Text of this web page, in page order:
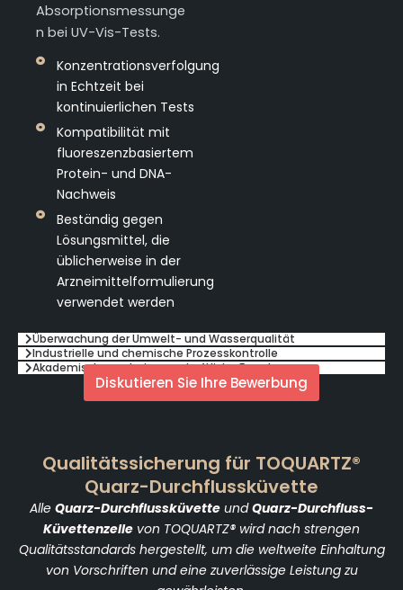
Überwachung der Umwelt- und Wasserqualität
Industrielle und chemische Prozesskontrolle
Akademische und wissenschaftliche Forschung
Absorptionsmessunge
n bei UV-Vis-Tests.
Konzentrationsverfolgung
in Echtzeit bei
kontinuierlichen Tests
Kompatibilität mit
fluoreszenzbasiertem
Protein- und DNA-
Nachweis
Beständig gegen
Lösungsmittel, die
üblicherweise in der
Arzneimittelformulierung
verwendet werden
Diskutieren Sie Ihre Bewerbung
Qualitätssicherung für TOQUARTZ®
Quarz-Durchflussküvette
Alle Quarz-Durchflussküvette undQuarz-Durchfluss-
Küvettenzelle von TOQUARTZ® wird nach strengen
Qualitätsstandards hergestellt, um die weltweite Einhaltung
von Vorschriften und eine zuverlässige Leistung zu